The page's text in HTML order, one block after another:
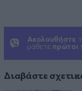
Ακολουθήστε
μάθετε πρώτοι
Διαβάστε